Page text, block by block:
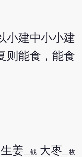
小建中小小建
则能食，能食
生姜 二钱 大枣 二枚